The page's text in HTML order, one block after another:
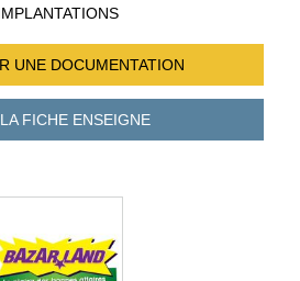
UNE DOCUMENTATION
FICHEENSEIGNE